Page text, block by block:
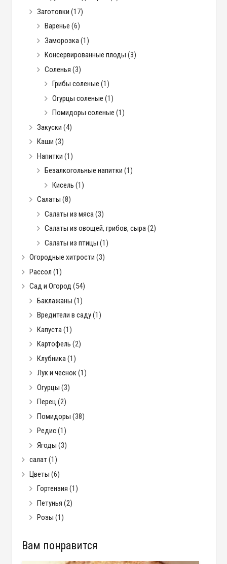
Заготовки (17)
Варенье (6)
Заморозка(1)
Консервированные плоды (3)
Соленья (3)
Грибы соленые (1)
Огурцы соленые (1)
Помидоры соленые (1)
Закуски (4)
Каши (3)
Напитки (1)
Безалкогольные напитки (1)
Кисель (1)
Салаты (8)
Салаты из мяса(3)
Салаты из овощей, грибов, сыра(2)
Салаты из птицы (1)
Огородные хитрости (3)
Рассол (1)
Сад и Огород (54)
Баклажаны (1)
Вредители в саду(1)
Капуста(1)
Картофель (2)
Клубника(1)
Лук и чеснок(1)
Огурцы (3)
Перец (2)
Помидоры (38)
Редис(1)
Ягоды (3)
салат(1)
Цветы (6)
Гортензия (1)
Петунья (2)
Розы (1)
Вам понравится